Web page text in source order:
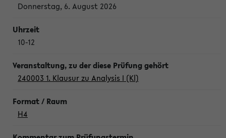
Donnerstag, 6. August 2026
10-12
240003 1. Klausur zu Analysis I (Kl)
H4